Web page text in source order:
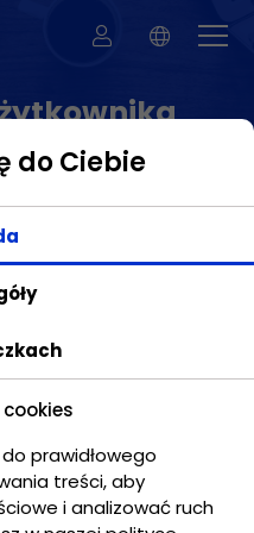
listę projektów
Drzewo to można
nowych węzłów i
i upuść”.
do Ciebie
prawidłowego
treści, aby
i analizować ruch